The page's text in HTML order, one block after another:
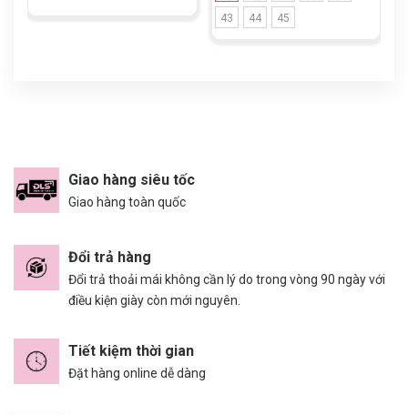
43 44 45
Giao hàng siêu tốc
Giao hàng toàn quốc
Đổi trả hàng
Đổi trả thoải mái không cần lý do trong vòng 90 ngày với
điều kiện giày còn mới nguyên.
Tiết kiệm thời gian
Đặt hàng online dễ dàng